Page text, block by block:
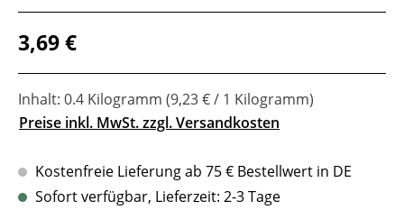
Regulärer Preis:
3,69 €
Inhalt: 0.4 Kilogramm (9,23 € / 1 Kilogramm)
Preise inkl. MwSt. zzgl. Versandkosten
Kostenfreie Lieferung ab 75 € Bestellwert in DE
Sofort verfügbar, Lieferzeit: 2-3 Tage